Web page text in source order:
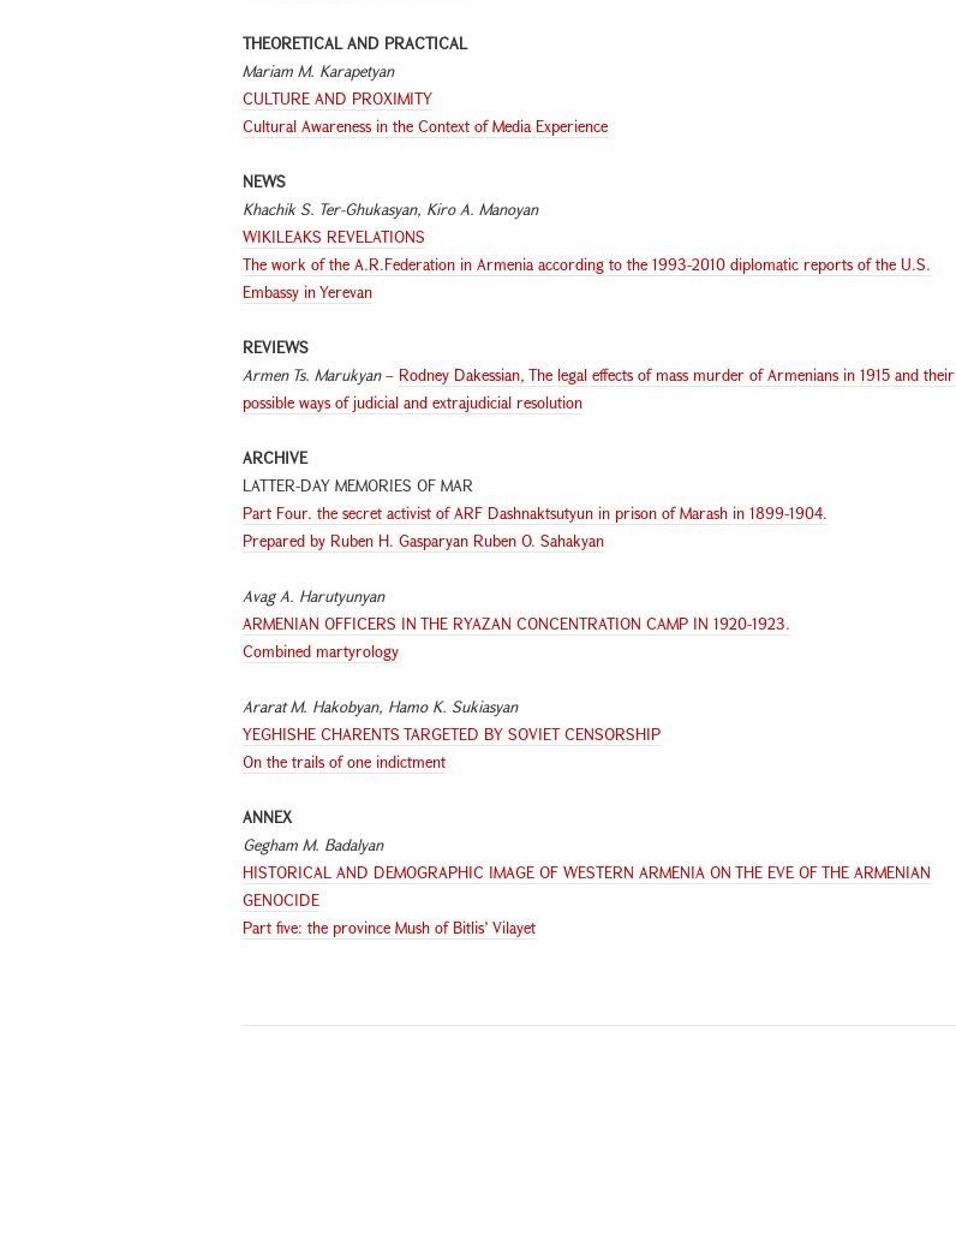
THEORETICAL AND PRACTICAL
Mariam M. Karapetyan
CULTURE AND PROXIMITY
Cultural Awareness in the Context of Media Experience
NEWS
Khachik S. Ter-Ghukasyan, Kiro A. Manoyan
WIKILEAKS REVELATIONS
The work of the A.R.Federation in Armenia according to the 1993-2010 diplomatic reports of the U.S.
Embassy in Yerevan
REVIEWS
Armen Ts. Marukyan– Rodney Dakessian, The legal effects of mass murder of Armenians in 1915 and their
possible ways of judicial and extrajudicial resolution
ARCHIVE
LATTER-DAY MEMORIES OF MAR
Part Four. the secret activist of ARF Dashnaktsutyun in prison of Marash in 1899-1904.
Prepared by Ruben H. Gasparyan Ruben O. Sahakyan
Avag A. Harutyunyan
ARMENIAN OFFICERS IN THE RYAZAN CONCENTRATION CAMP IN 1920-1923.
Combined martyrology
Ararat M. Hakobyan, Hamo K. Sukiasyan
YEGHISHE CHARENTS TARGETED BY SOVIET CENSORSHIP
On the trails of one indictment
ANNEX
Gegham M. Badalyan
HISTORICAL AND DEMOGRAPHIC IMAGE OF WESTERN ARMENIA ON THE EVE OF THE ARMENIAN
GENOCIDE
Part five: the province Mush of Bitlis’ Vilayet